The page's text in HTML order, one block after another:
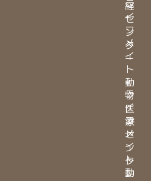
経
セ
ン
タ
ー
・
ラ
イ
フ
メ
イ
ト
動
ラ
イ
フ
メ
イ
ト
動
物
医
療
セ
ン
タ
ー